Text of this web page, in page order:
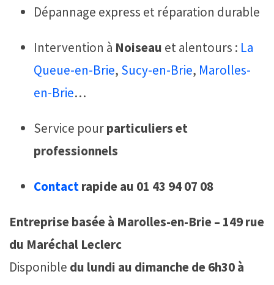
Dépannage express et réparation durable
Intervention à Noiseau et alentours : La
Queue-en-Brie, Sucy-en-Brie, Marolles-
en-Brie…
Service pourparticuliers et
professionnels
Contactrapide au 01 43 94 07 08
Entreprise basée à Marolles-en-Brie – 149 rue
du Maréchal Leclerc
Disponible du lundi au dimanche de 6h30 à